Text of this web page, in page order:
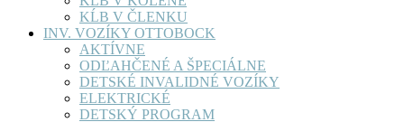
KĹB V ČLENKU
INV. VOZÍKY OTTOBOCK
AKTÍVNE
ODĽAHČENÉ A ŠPECIÁLNE
DETSKÉ INVALIDNÉ VOZÍKY
ELEKTRICKÉ
DETSKÝ PROGRAM